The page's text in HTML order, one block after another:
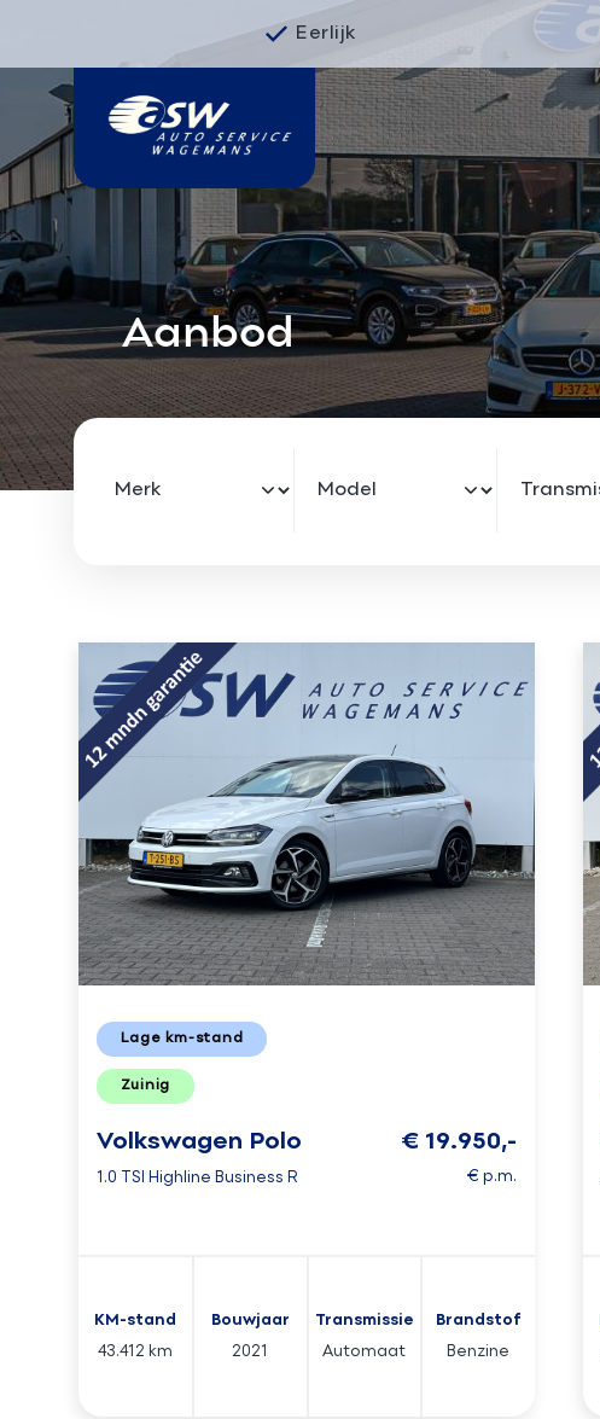
Eerlijk
Aanbod
Lage km-stand
Zuinig
Volkswagen Polo
1.0 TSI Highline Business R
€ 19.950,-
€ p.m.
KM-stand
43.412 km
Bouwjaar
2021
Transmissie
Automaat
Brandstof
Benzine